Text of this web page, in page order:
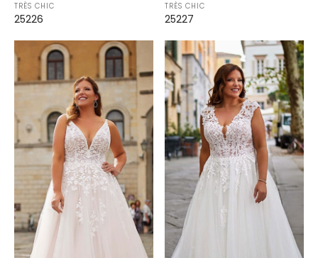
TRÈS CHIC
25226
TRÈS CHIC
25227